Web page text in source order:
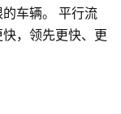
车辆。 平行流
，领先更快、更